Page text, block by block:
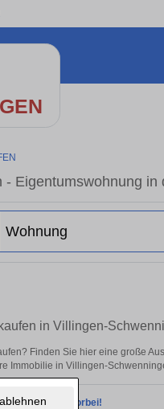
Eigentumswohnung
in Villingen-
Finden Sie hier eine große
Immobilie in Villingen-
bald wieder vorbei!